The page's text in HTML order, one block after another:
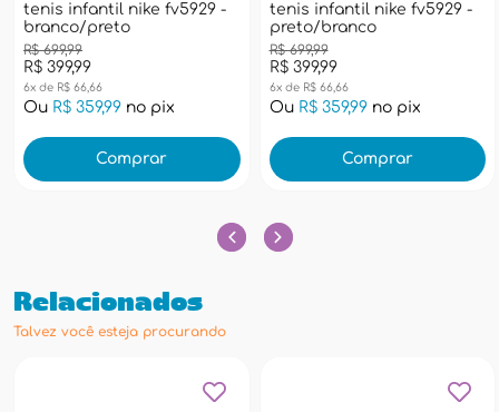
tenis infantil nike fv5929 -
branco/preto
R$ 399,99
R$ 699,99
6x de R$ 66,66
Ou R$ 359,99 no pix
Comprar
tenis infantil nike fv5929 -
preto/branco
R$ 399,99
R$ 699,99
6x de R$ 66,66
Ou R$ 359,99no pix
Comprar
Relacionados
Talvez você esteja procurando